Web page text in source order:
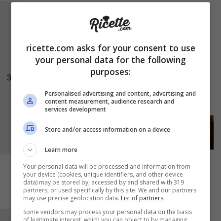
3
Impastate con le mani per amalgamare tutti gli
ingredienti fino ad ottenere un impasto
omogeneo. Formate delle polpette e ricopritele
con ilpangrattato. Versate l’oliosul fondo di
una pirofila da forno e adagiatevi le polpettine
per 40 minuti.
ricette.com asks for your consent to use
your personal data for the following
purposes:
Personalised advertising and content, advertising and
content measurement, audience research and
services development
Store and/or access information on a device
Learn more
Your personal data will be processed and information from
your device (cookies, unique identifiers, and other device
data) may be stored by, accessed by and shared with 319
partners, or used specifically by this site. We and our partners
may use precise geolocation data. List of partners.
Some vendors may process your personal data on the basis